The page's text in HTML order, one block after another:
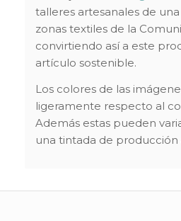
talleres artesanales de
zonas textiles de la
convirtiendo así a este
artículo sostenible.
Los colores de las
ligeramente respecto al
Además estas pueden
una tintada de producción